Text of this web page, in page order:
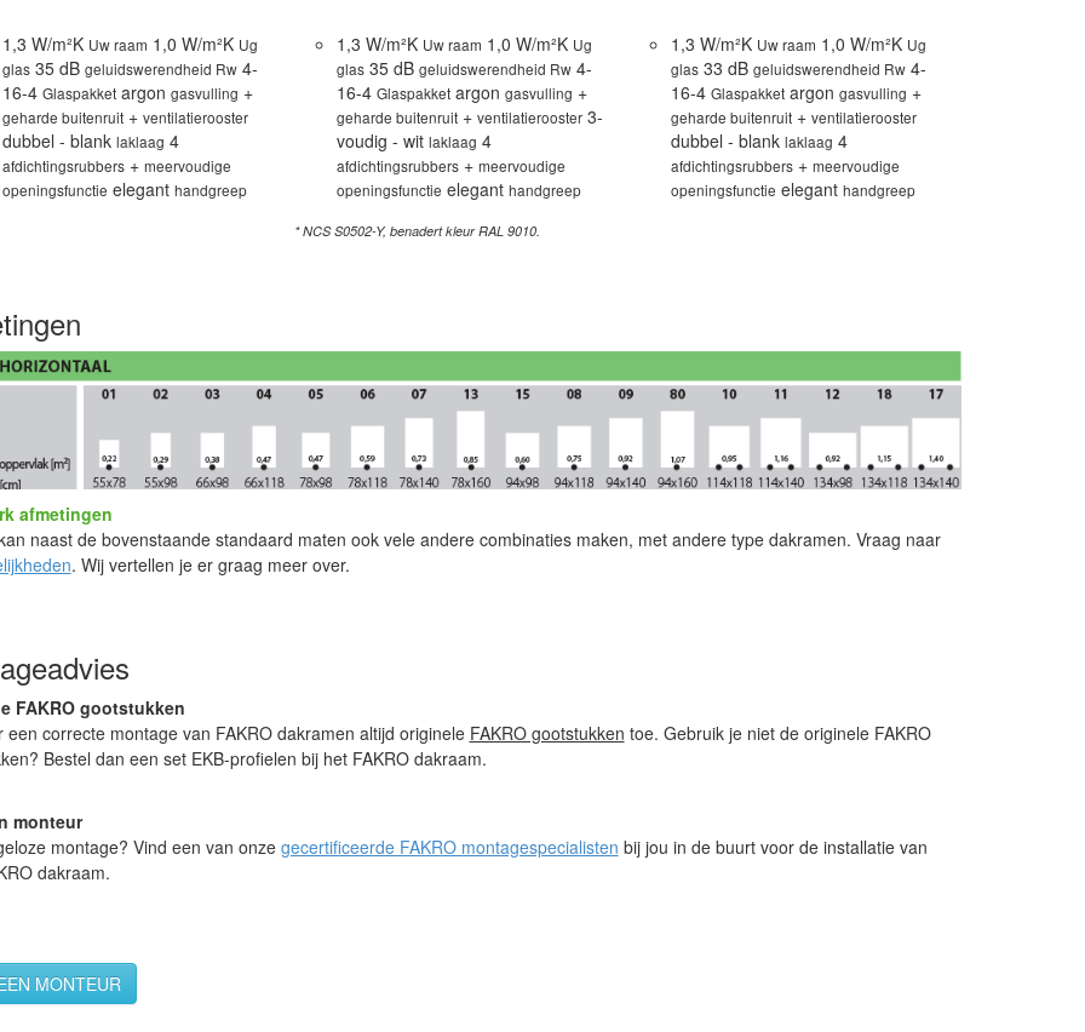
1,3 W/m²K Uw raam 1,0 W/m²K Ug
glas 35 dB geluidswerendheid Rw 4-
16-4 Glaspakket argon gasvulling +
geharde buitenruit + ventilatierooster
dubbel - blank laklaag 4
afdichtingsrubbers + meervoudige
openingsfunctie elegant handgreep
1,3 W/m²K Uw raam 1,0 W/m²K Ug
glas 35 dB geluidswerendheid Rw 4-
16-4 Glaspakket argon gasvulling +
geharde buitenruit + ventilatierooster 3-
voudig - wit laklaag 4
afdichtingsrubbers + meervoudige
openingsfunctie elegant handgreep
* NCS S0502-Y, benadert kleur RAL 9010.
1,3 W/m²K Uw raam 1,0 W/m²K Ug
glas 33 dB geluidswerendheid Rw 4-
16-4 Glaspakket argon gasvulling +
geharde buitenruit + ventilatierooster
dubbel - blank laklaag 4
afdichtingsrubbers + meervoudige
openingsfunctie elegant handgreep
afmetingen
naast de bovenstaande standaard maten ook vele andere combinaties maken, met andere type dakramen. Vraag naar
. Wij vertellen je er graag meer over.
FAKRO gootstukken
een correcte montage van FAKRO dakramen altijd originele FAKRO gootstukken toe. Gebruik je niet de originele FAKRO
Bestel dan een set EKB-profielen bij het FAKRO dakraam.
monteur
montage? Vind een van onze gecertificeerde FAKRO montagespecialisten bij jou in de buurt voor de installatie van
dakraam.